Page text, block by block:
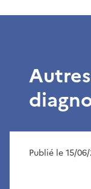
Publié le 15/